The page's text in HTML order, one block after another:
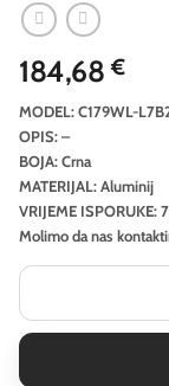
184,68€
MODEL: C179WL-
OPIS: –
BOJA: Crna
MATERIJAL: Aluminij
VRIJEME ISPORUKE:
Molimo da nas